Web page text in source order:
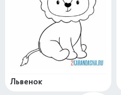
Львенок